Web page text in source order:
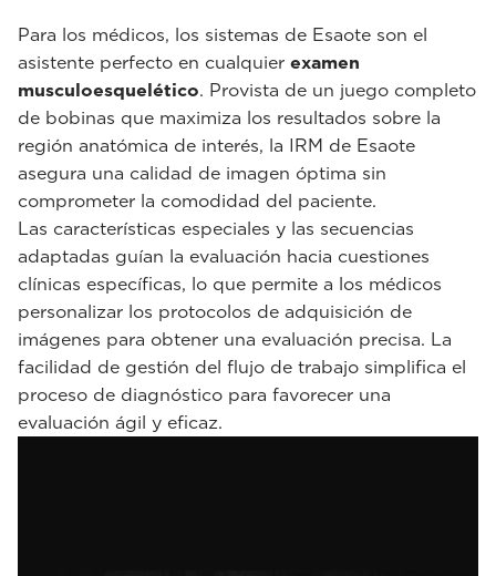
Para los médicos, los sistemas de Esaote son el
asistente perfecto en cualquier examen
musculoesquelético. Provista de un juego completo
de bobinas que maximiza los resultados sobre la
región anatómica de interés, la IRM de Esaote
asegura una calidad de imagen óptima sin
comprometer la comodidad del paciente.
Las características especiales y las secuencias
adaptadas guían la evaluación hacia cuestiones
clínicas específicas, lo que permite a los médicos
personalizar los protocolos de adquisición de
imágenes para obtener una evaluación precisa. La
facilidad de gestión del flujo de trabajo simplifica el
proceso de diagnóstico para favorecer una
evaluación ágil y eficaz.